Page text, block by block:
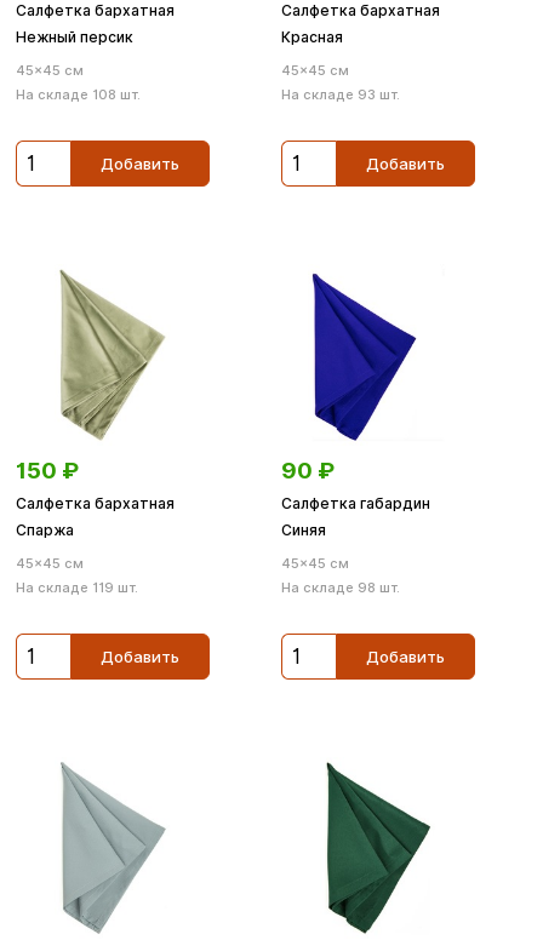
Салфетка бархатная
Нежный персик
45×45 см
На складе 108 шт.
Добавить
Cалфетка бархатная
Красная
45×45 см
На складе 93 шт.
Добавить
150 ₽
Салфетка бархатная
Спаржа
45×45 см
На складе 119 шт.
Добавить
90 ₽
Салфетка габардин
Синяя
45×45 см
На складе 98 шт.
Добавить